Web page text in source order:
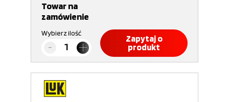
Towar na
zamówienie
Wybierz ilość
Zapytaj o
produkt